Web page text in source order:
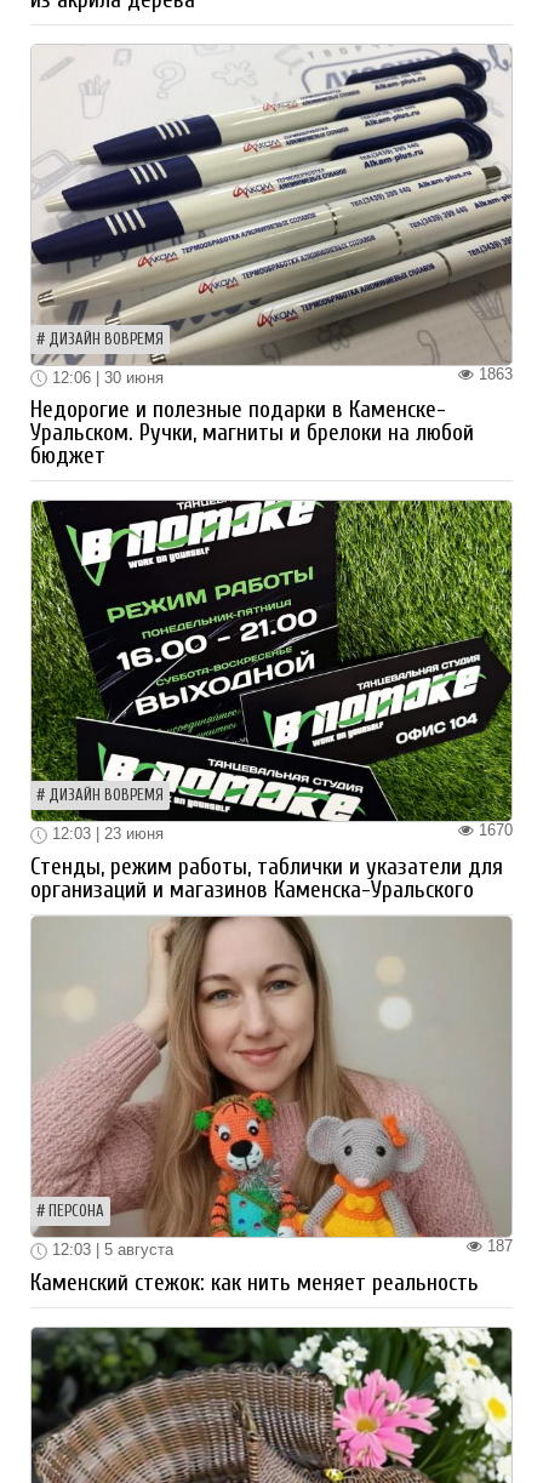
ДИЗАЙН ВОВРЕМЯ
1863
12:06 | 30 июня
Недорогие и полезные подарки в Каменске-
Уральском. Ручки, магниты и брелоки на любой
бюджет
ДИЗАЙН ВОВРЕМЯ
1670
12:03 | 23 июня
Стенды, режим работы, таблички и указатели для
организаций и магазинов Каменска-Уральского
ПЕРСОНА
187
12:03 | 5 августа
Каменский стежок: как нить меняет реальность